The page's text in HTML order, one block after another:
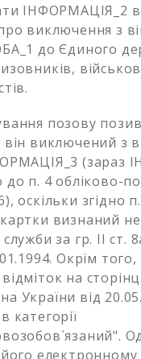
ІНФОРМАЦІЯ_2
виключення з
до Єдиного
позову
виключений з
(зараз
до п. 4 обліково-
оскільки згідно
визнаний
служби за гр. II ст.
Окрім того,
на
України від
категорії
його електронному